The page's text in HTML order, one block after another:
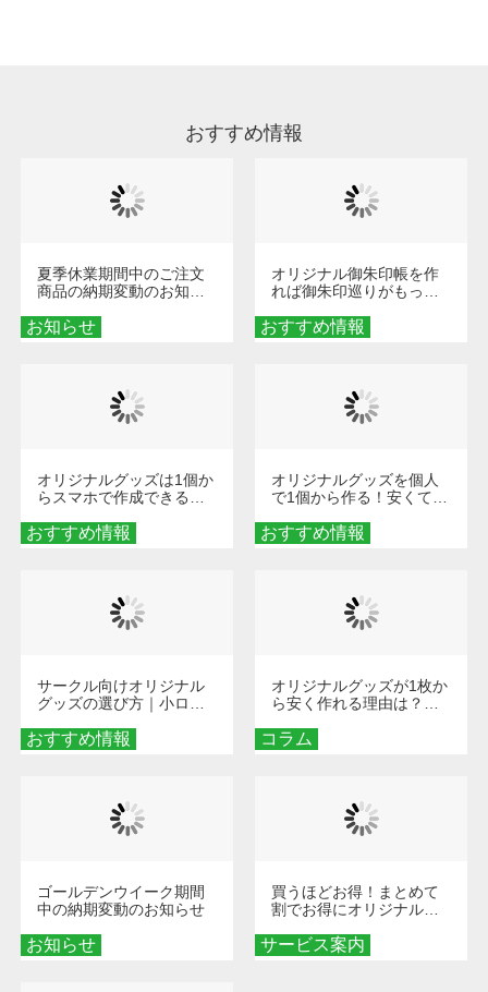
おすすめ情報
お知らせ
夏季休業期間中のご注文
商品の納期変動のお知ら
おすすめ情報
オリジナル御朱印帳を作
れば御朱印巡りがもっと
ダーメイドする魅力と選
び方
おすすめ情報
オリジナルグッズは1個か
らスマホで作成できる！
くなる巾着＆ポーチ活用
術
おすすめ情報
オリジナルグッズを個人
で1個から作る！安くて簡
秘訣
おすすめ情報
サークル向けオリジナル
グッズの選び方｜小ロッ
める秘訣
コラム
オリジナルグッズが1枚か
ら安く作れる理由は？オ
とメリットを解説
お知らせ
ゴールデンウイーク期間
中の納期変動のお知らせ
サービス案内
買うほどお得！まとめて
割でお得にオリジナルグ